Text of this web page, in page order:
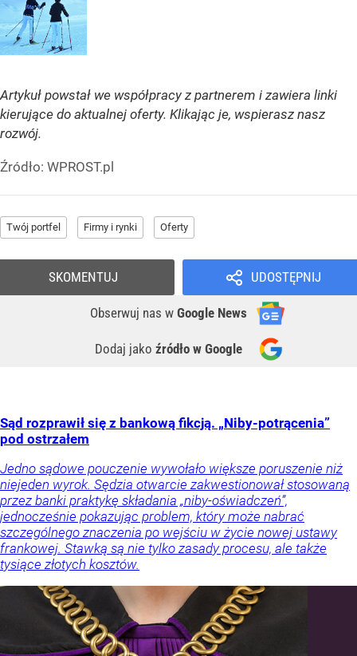
Artykuł powstał we współpracy z partnerem i zawiera linki
kierujące do aktualnej oferty. Klikając je, wspierasz nasz
rozwój.
Źródło: WPROST.pl
Twój portfel Firmy i rynki Oferty
UDOSTĘPNIJ
Obserwuj nas w Google News
Dodaj jako źródło w Google
SKOMENTUJ
Sąd rozprawił się z bankową fikcją. „Niby-potrącenia”
pod ostrzałem
Jedno sądowe pouczenie wywołało większe poruszenie niż
niejeden wyrok. Sędzia otwarcie zakwestionował stosowaną
przez banki praktykę składania „niby-oświadczeń”,
jednocześnie pokazując problem, który może nabrać
szczególnego znaczenia po wejściu w życie nowej ustawy
frankowej. Stawką są nie tylko zasady procesu, ale także
tysiące złotych kosztów.